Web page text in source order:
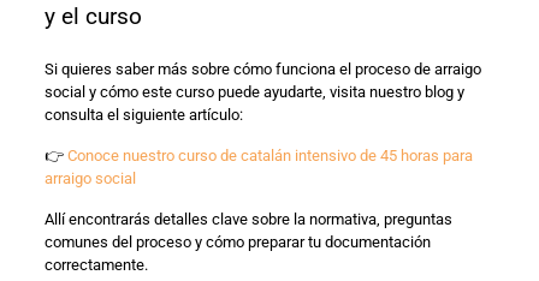
y el curso
Si quieres saber más sobre cómo funciona el proceso de arraigo
social y cómo este curso puede ayudarte, visita nuestro blog y
consulta el siguiente artículo:
👉 Conoce nuestro curso de catalán intensivo de 45 horas para
arraigo social
Allí encontrarás detalles clave sobre la normativa, preguntas
comunes del proceso y cómo preparar tu documentación
correctamente.